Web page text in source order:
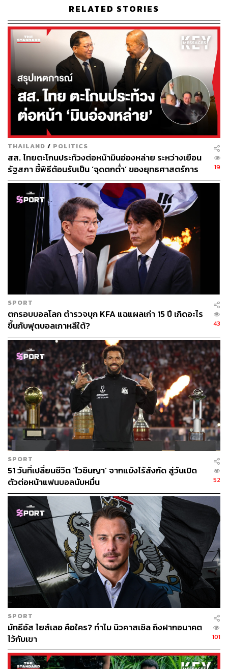
จากวันที่ซื้อลิเวอร์พูลมาด้วยราคา 493 ล้านดอลลาร์สหรัฐ
เมื่อปี 2010 เพื่อช่วยเหลืออดีตมหาอำนาจวงการลูกหนังที่ตก
ที่นั่งลำบากจากการบริหารที่เลวร้ายของ จอร์จ จิลเล็ตต์ และ
ทอม ฮิกส์ สองเจ้าของสโมสรเก่าชาวอเมริกันเช่นกัน จนถึง
ขั้นเกือบถูกสั่งฟ้องให้ล้มละลาย วันนี้เวลาผ่านมา 12 ปี มูลค่า
ของสโมสรเพิ่มขึ้นเป็น 4.45 พันล้านดอลลาร์สหรัฐตามการ
ประเมินของ Forbes
ปัจจุบันลิเวอร์พูลเป็นทีมกีฬาที่มีมูลค่าสูงที่สุดเป็นอันดับที่ 22
ของโลก (รวมทุกประเภทกีฬา) และมีมูลค่าสูงยิ่งกว่าบอสตัน
เรด ซอกซ์ ทีมเบสบอลระดับตำนานซึ่งเป็นสมบัติชิ้นแรกของ
FSG ที่ซื้อทีมและสนามเฟนเวย์พาร์กมาด้วยราคา 700 ล้าน
ดอลลาร์สหรัฐในปี 2002 โดยมูลค่าของเรด ซอกซ์ ในปัจจุบัน
อยู่ที่ 3.9 พันล้านดอลลาร์สหรัฐ
ในโลกฟุตบอลมีเพียงแค่เรอัล มาดริด, บาร์เซโลนา และแมน
เชสเตอร์ ยูไนเต็ด ที่มีมูลค่าสูงกว่าลิเวอร์พูล ซึ่งอยู่ในอันดับที่
FSG ยังได้ลงทุนกับสโมสรในระยะยาวด้วยการปรับปรุง
สนามแอนฟิลด์ใหม่ โดยหลังจากที่มีการต่อเติมอัฒจันทร์ฝั่ง
Main Stand ด้วยงบประมาณ 114 ล้านปอนด์แล้ว ปัจจุบัน
กำลังทำการต่อเติมอัฒจันทร์ฝั่ง Anfield Road ซึ่งใช้งบ
ประมาณ 80 ล้านปอนด์ ซึ่งจะทำให้สนามมีความจุเพิ่มขึ้น
เป็น 61,000 ที่นั่งเมื่อเปิดใช้งานครบถ้วนในฤดูกาลหน้า
นอกจากนี้ยังมีการสร้างศูนย์ฝึกใหม่ที่เคิร์กบีที่ใช้งบประมาณ
อีก 50 ล้านปอนด์
เรียกได้ว่านับตั้งแต่เข้ามาซื้อกิจการสโมสร FSG ได้ยกระดับ
และเพิ่มมูลค่าของลิเวอร์พูลได้มากมายมหาศาล เป็นหนึ่งใน
สโมสรฟุตบอลต้นแบบของการบริหารจัดการที่ทันสมัย ใช้
ทรัพยากรที่มีอย่างคุ้มค่า และลงทุนอย่างชาญฉลาด โดยมี
ไมค์ กอร์ดอน คีย์แมนของ FSG ที่ลงมาบริหารสโมสรด้วยตัว
เอง
ทำไม FSG ต้องขาย?
คำถามสำคัญคือ ในเมื่อทุกอย่างกำลังไปได้ดี แล้วทำไม FSG
ต้องขาย?
ความจริงแล้วนี่ไม่ใช่ครั้งแรกที่มีกระแสข่าวว่า FSG
ต้องการจะขายลิเวอร์พูลหรือกระแสข่าวว่ามีคนสนใจที่จะซื้อ
เพียงแต่ทุกครั้งที่มีข่าวในทำนองนี้จะจบลงด้วยการปฏิเสธ
และแสดงจุดยืนว่า ทางกลุ่มทุนยังไม่มีความคิดที่จะขาย
สโมสรออกไปในเวลานี้
แต่สัญญาณที่น่าจับตาเกิดขึ้นเมื่อปีที่แล้ว เมื่อ FSG ประกาศ
ขายหุ้นจำนวน 11 เปอร์เซ็นต์ของลิเวอร์พูลให้แก่กลุ่มทุน
Red Bird ซึ่งมี เลอบรอน เจมส์ (ซึ่งเคยลงทุนซื้อหุ้นของ
ลิเวอร์พูลมาตั้งแต่ปี 2011) ตำนานนักบาสเกตบอลร่วมด้วย
แลกกับเงิน 735 ล้านดอลลาร์สหรัฐ
การเปิดประตูให้นักลงทุนในครั้งนั้นถูกมองว่าเป็นการ
บรรเทาความเสียหายจากวิกฤตโควิดที่ส่งผลร้ายต่อลิเวอร์พูล
RELATED STORIES
THAILAND / POLITICS
สส. ไทยตะโกนประท้วงต่อหน้ามินอ่องหล่าย ระหว่างเยือน
รัฐสภา ชี้พิธีต้อนรับเป็น ‘จุดตกต่ำ’ ของยุทธศาสตร์การ
ทูตไทย
19
SPORT
ตกรอบบอลโลก ตำรวจบุก KFA แฉแผลเก่า 15 ปี เกิดอะไร
ขึ้นกับฟุตบอลเกาหลีใต้?
43
SPORT
51 วันที่เปลี่ยนชีวิต ‘โวซินญา’ จากแข้งไร้สังกัด สู่วันเปิด
ตัวต่อหน้าแฟนบอลนับหมื่น
52
SPORT
มัทธีอัส ไยส์เลอ คือใคร? ทำไม นิวคาสเซิล ถึงฝากอนาคต
ไว้กับเขา
101